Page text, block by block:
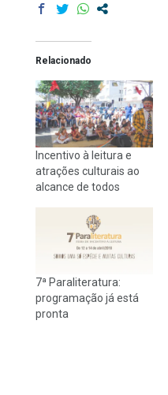
Relacionado
Incentivo à leitura e
atrações culturais ao
alcance de todos
7ª Paraliteratura:
programação já está
pronta